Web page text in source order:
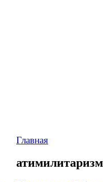
Главная
атимилитаризм